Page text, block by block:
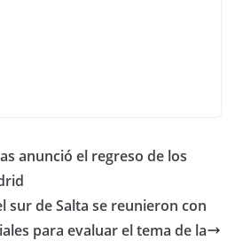
anunció el regreso de los
sur de Salta se reunieron con
para evaluar el tema de la